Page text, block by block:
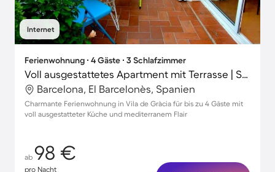
Internet
Ferienwohnung ∙ 4 Gäste ∙ 3 Schlafzimmer
Voll ausgestattetes Apartment mit Terrasse | Stadtblick
Barcelona, El Barcelonès, Spanien
Charmante Ferienwohnung in Vila de Gràcia für bis zu 4 Gäste mit
voll ausgestatteter Küche und mediterranem Flair
ab 98 €
pro Nacht